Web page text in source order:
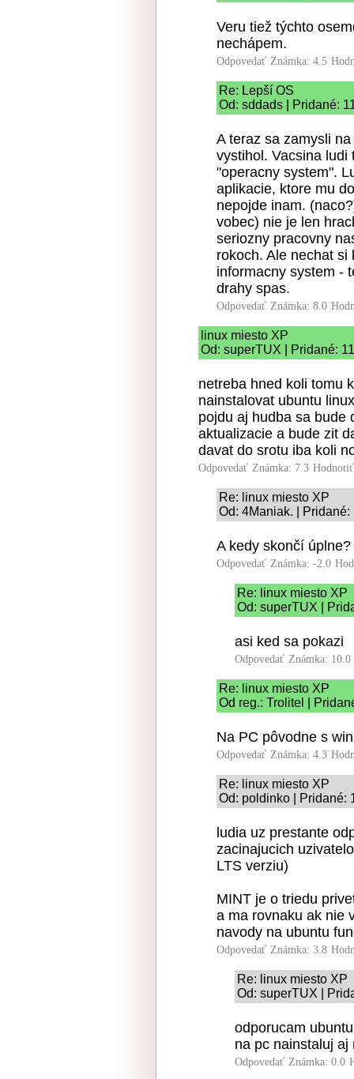
Veru tiež týchto
nechápem.
Odpovedať Známka: 4.5
Re: Lepší OS
Od: sddads | Pridané:
A teraz sa zamysli
vystihol. Vacsina ludi
"operacny system".
aplikacie, ktore mu
nepojde inam.
vobec) nie je len
seriozny pracovny
rokoch. Ale nechat
informacny system -
drahy spas.
Odpovedať Známka: 8.0
linux miesto XP
Od: superTUX | Pridané:
netreba hned koli tomu
nainstalovat ubuntu
pojdu aj hudba sa bude
aktualizacie a bude zit
davat do srotu iba koli
Odpovedať Známka: 7.3
Re: linux miesto XP
Od: 4Maniak. | Pridané:
A kedy skončí úplne?
Odpovedať Známka: -2.0
Re: linux miesto XP
Od: superTUX |
asi ked sa pokazi
Odpovedať Známka: 10.0
Re: linux miesto XP
Od reg.: Trolitel |
Na PC pôvodne s
Odpovedať Známka: 4.3
Re: linux miesto XP
Od: poldinko | Pridané:
ludia uz prestante
zacinajucich
LTS verziu)
MINT je o triedu
a ma rovnaku ak nie
navody na ubuntu
Odpovedať Známka: 3.8
Re: linux miesto XP
Od: superTUX |
odporucam
na pc nainstaluj
Odpovedať Známka: 0.0